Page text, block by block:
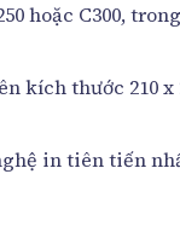
hoặc C300,
kích thước 210
in tiên tiến